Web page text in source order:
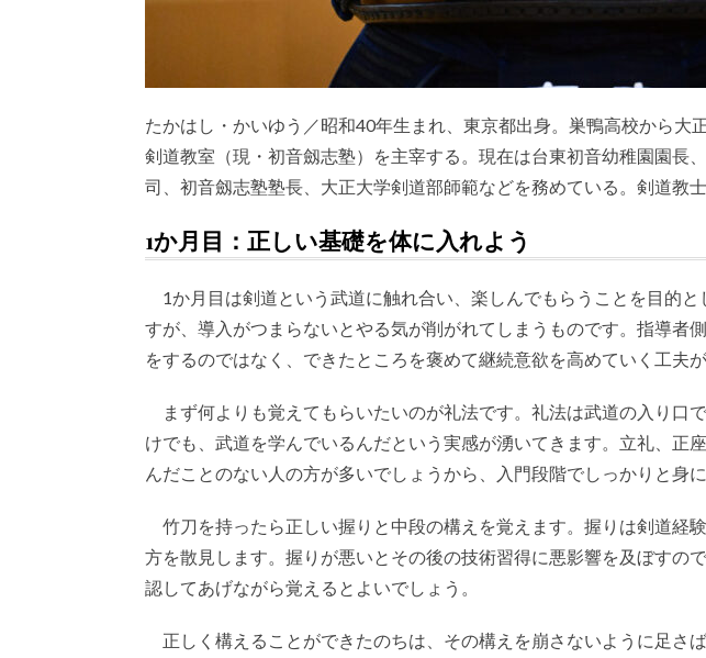
たかはし・かいゆう／昭和40年生まれ、東京都出身。巣鴨高校から大
剣道教室（現・初音劔志塾）を主宰する。現在は台東初音幼稚園園長
司、初音劔志塾塾長、大正大学剣道部師範などを務めている。剣道教
1か月目：正しい基礎を体に入れよう
1か月目は剣道という武道に触れ合い、楽しんでもらうことを目的
すが、導入がつまらないとやる気が削がれてしまうものです。指導者
をするのではなく、できたところを褒めて継続意欲を高めていく工夫が
まず何よりも覚えてもらいたいのが礼法です。礼法は武道の入り口
けでも、武道を学んでいるんだという実感が湧いてきます。立礼、正
んだことのない人の方が多いでしょうから、入門段階でしっかりと身
竹刀を持ったら正しい握りと中段の構えを覚えます。握りは剣道経
方を散見します。握りが悪いとその後の技術習得に悪影響を及ぼすの
認してあげながら覚えるとよいでしょう。
正しく構えることができたのちは、その構えを崩さないように足さ